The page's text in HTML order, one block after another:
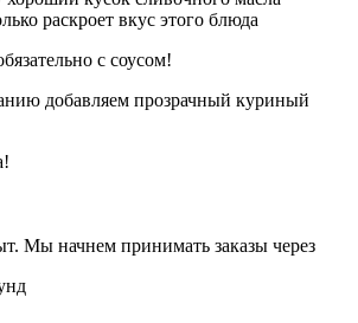
раскроет вкус этого блюда
с соусом!
добавляем прозрачный куриный
Мы начнем принимать заказы через